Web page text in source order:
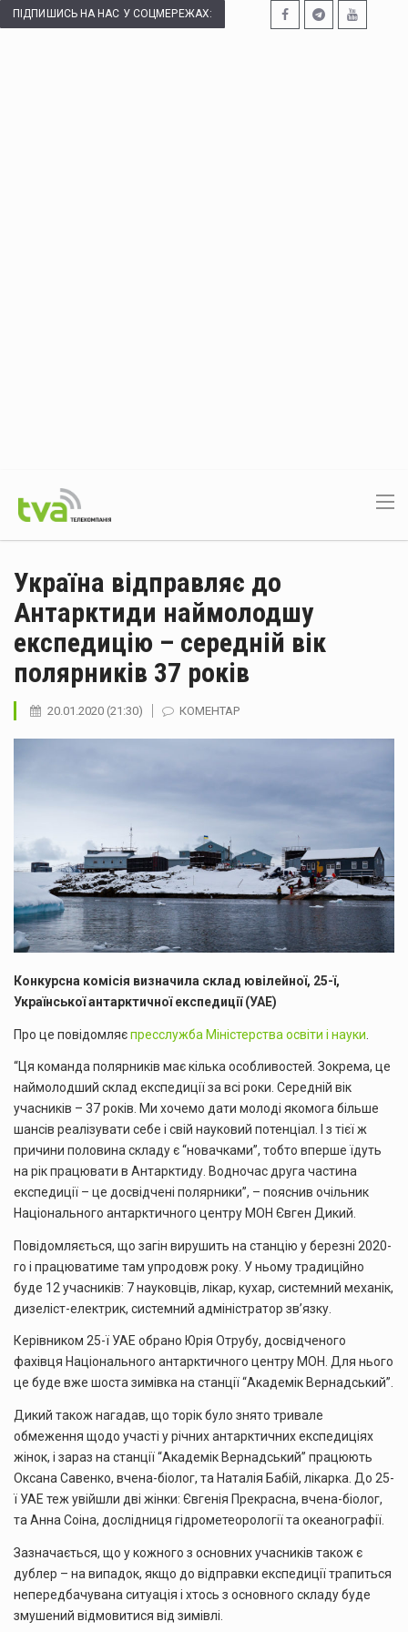
ПІДПИШИСЬ НА НАС У СОЦМЕРЕЖАХ:
Україна відправляє до
Антарктиди наймолодшу
експедицію – середній вік
полярників 37 років
20.01.2020 (21:30) КОМЕНТАР
Конкурсна комісія визначила склад ювілейної, 25-ї,
Української антарктичної експедиції (УАЕ)
Про це повідомляєпресслужба Міністерства освіти і науки
“Ця команда полярників має кілька особливостей. Зокрема, це
наймолодший склад експедиції за всі роки. Середній вік
учасників – 37 років. Ми хочемо дати молоді якомога більше
шансів реалізувати себе і свій науковий потенціал. І з тієї ж
причини половина складу є “новачками”, тобто вперше їдуть
на рік працювати в Антарктиду. Водночас друга частина
експедиції – це досвідчені полярники”, – пояснив очільник
Національного антарктичного центру МОН Євген Дикий.
Повідомляється, що загін вирушить на станцію у березні 2020-
го і працюватиме там упродовж року. У ньому традиційно
буде 12 учасників: 7 науковців, лікар, кухар, системний механік,
дизеліст-електрик, системний адміністратор зв’язку.
Керівником 25-ї УАЕ обрано Юрія Отрубу, досвідченого
фахівця Національного антарктичного центру МОН. Для нього
це буде вже шоста зимівка на станції “Академік Вернадський”.
Дикий також нагадав, що торік було знято тривале
обмеження щодо участі у річних антарктичних експедиціях
жінок, і зараз на станції “Академік Вернадський” працюють
Оксана Савенко, вчена-біолог, та Наталія Бабій, лікарка. До 25-
ї УАЕ теж увійшли дві жінки: Євгенія Прекрасна, вчена-біолог,
та Анна Соіна, дослідниця гідрометеорології та океанографії.
Зазначається, що у кожного з основних учасників також є
дублер – на випадок, якщо до відправки експедиції трапиться
непередбачувана ситуація і хтось з основного складу буде
змушений відмовитися від зимівлі.